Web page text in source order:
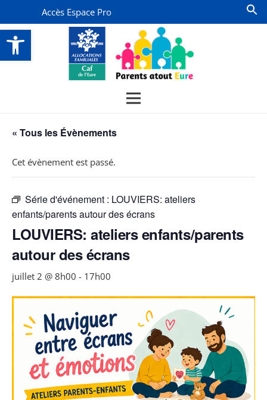
Ouvrir la barre d’outils
Accès Espace Pro
« Tous les Évènements
Cet évènement est passé.
Série d'événement : LOUVIERS: ateliers
enfants/parents autour des écrans
LOUVIERS: ateliers enfants/parents
autour des écrans
juillet 2 @ 8h00 - 17h00